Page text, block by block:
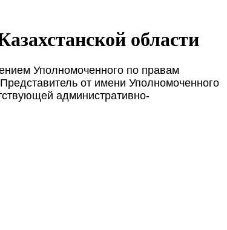
области
Уполномоченного по правам
от имени Уполномоченного
административно-